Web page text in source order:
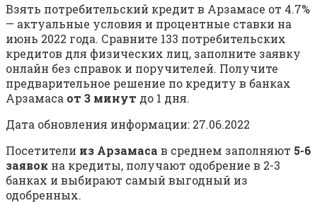
Взять потребительский кредит в Арзамасе от 4.7%
— актуальные условия и процентные ставки на
июнь 2022 года. Сравните 133 потребительских
кредитов для физических лиц, заполните заявку
онлайн без справок и поручителей. Получите
предварительное решение по кредиту в банках
Арзамаса от 3 минут до 1 дня.
Дата обновления информации: 27.06.2022
Посетители из Арзамаса в среднем заполняют 5-6
заявок на кредиты, получают одобрение в 2-3
банках и выбирают самый выгодный из
одобренных.